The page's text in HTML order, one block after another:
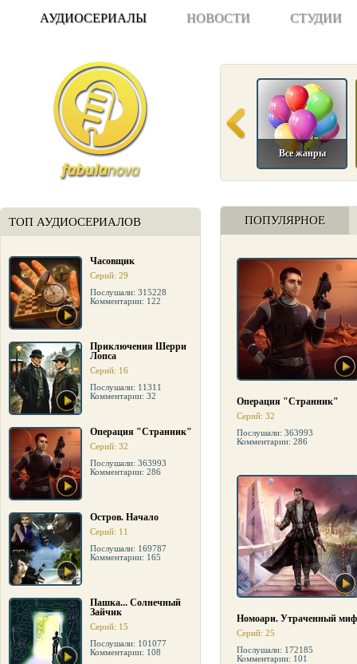
АУДИОСЕРИАЛЫ НОВОСТИ СТУДИИ
ТОП АУДИОСЕРИАЛОВ
Часовщик
Серий: 29
Послушали: 315228
Комментарии: 122
Приключения Шерри
Лопса
Серий: 16
Послушали: 11311
Комментарии: 32
Операция "Странник"
Серий: 32
Послушали: 363993
Комментарии: 286
Остров. Начало
Серий: 11
Послушали: 169787
Комментарии: 165
Пашка... Солнечный
Зайчик
Серий: 15
Послушали: 101077
Комментарии: 108
Все жанры
ПОПУЛЯРНОЕ
Операция "Странник"
Серий: 32
Послушали: 363993
Комментарии: 286
Номоари. Утраченный миф
Серий: 25
Послушали: 172185
Комментарии: 101